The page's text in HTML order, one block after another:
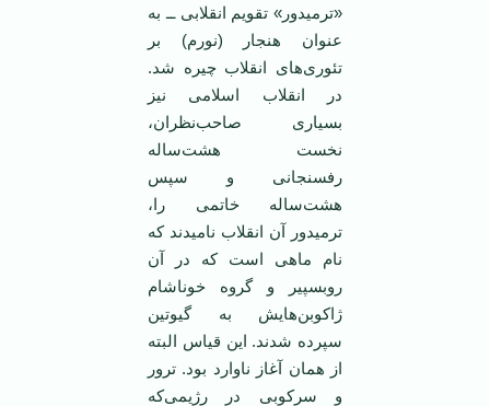
«ترميدور» تقويم انقلابی ــ به
عنوان هنجار (نورم) بر
تئوری‌های انقلاب چيره شد.
در انقلاب اسلامی‌ نيز
بسياری صاحب‌نظران،
نخست هشت‌ساله
رفسنجانی و سپس
هشت‌ساله خاتمی‌ را،
ترميدور آن انقلاب ناميدند که
نام ماهی است که در آن
روبسپير و گروه خوناشام
ژاکوبن‌هايش به گيوتين
سپرده شدند. اين قياس البته
از همان آغاز ناوارد بود. ترور
و سرکوبی در رژيمی‌که